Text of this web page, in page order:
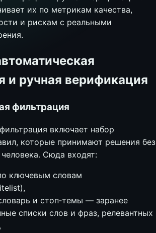
их по метрикам качества,
и рискам с реальными
и ручная верификация
фильтрация
включает набор
которые принимают решения без
Сюда входят:
ключевым словам
и стоп‑темы — заранее
списки слов и фраз, релевантных